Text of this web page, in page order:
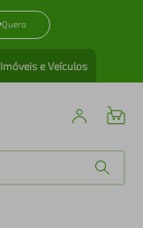
Quero
Imóveis e Veículos